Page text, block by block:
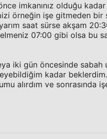
imkanınız olduğu
örneğin işe gitmeden bir
saat sürse akşam
07:00 gibi olsa bu
iki gün öncesinde sabah
kadar
alırdım ve sonrasında